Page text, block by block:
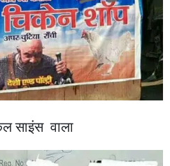
साइंस वाला